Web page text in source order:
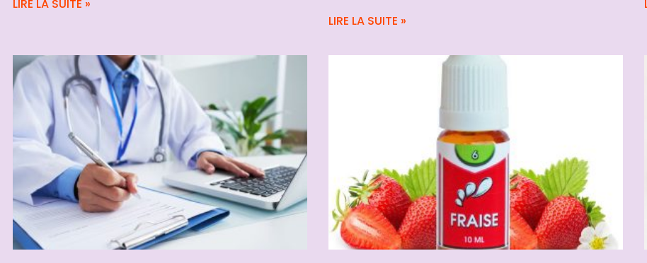
LIRE LA SUITE »
LIRE LA SUITE »